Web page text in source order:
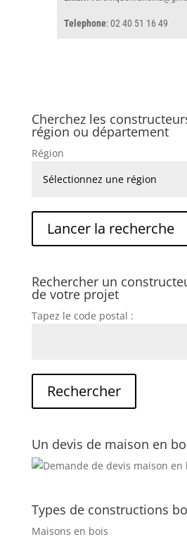
Telephone: 02 40 51 16 49
Cherchez les
région ou département
Région
Rechercher un
de votre projet
Tapez le code postal :
Un devis de maison en
Types de constructions
Maisons en bois